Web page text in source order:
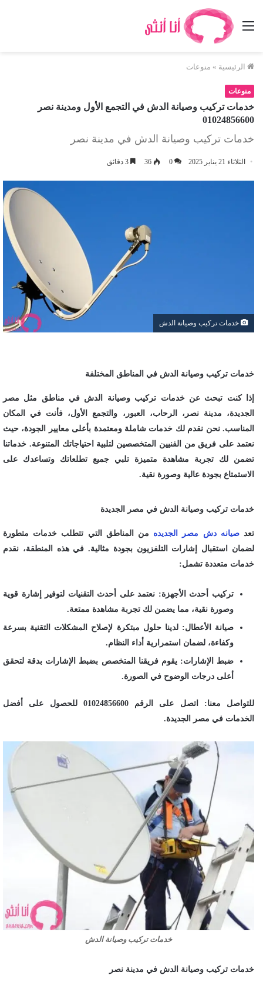
القائمة
الرئيسية » منوعات
منوعات
خدمات تركيب وصيانة الدش في التجمع الأول ومدينة نصر
01024856600
خدمات تركيب وصيانة الدش في مدينة نصر
الثلاثاء 21 يناير 2025 0
36
خدمات تركيب وصيانة الدش
خدمات تركيب وصيانة الدش في المناطق المختلفة
إذا كنت تبحث عن خدمات تركيب وصيانة الدش في مناطق مثل مصر
الجديدة، مدينة نصر، الرحاب، العبور، والتجمع الأول، فأنت في المكان
المناسب. نحن نقدم لك خدمات شاملة ومعتمدة بأعلى معايير الجودة، حيث
نعتمد على فريق من الفنيين المتخصصين لتلبية احتياجاتك المتنوعة. خدماتنا
تضمن لك تجربة مشاهدة متميزة تلبي جميع تطلعاتك وتساعدك على
الاستمتاع بجودة عالية وصورة نقية.
خدمات تركيب وصيانة الدش في مصر الجديدة
تعدصيانه دش مصر الجديده من المناطق التي تتطلب خدمات متطورة
لضمان استقبال إشارات التلفزيون بجودة مثالية. في هذه المنطقة، نقدم
خدمات متعددة تشمل:
تركيب أحدث الأجهزة: نعتمد على أحدث التقنيات لتوفير إشارة قوية
وصورة نقية، مما يضمن لك تجربة مشاهدة ممتعة.
صيانة الأعطال: لدينا حلول مبتكرة لإصلاح المشكلات التقنية بسرعة
وكفاءة، لضمان استمرارية أداء النظام.
ضبط الإشارات: يقوم فريقنا المتخصص بضبط الإشارات بدقة لتحقق
أعلى درجات الوضوح في الصورة.
للتواصل معنا: اتصل على الرقم 01024856600 للحصول على أفضل
الخدمات في مصر الجديدة.
خدمات تركيب وصيانة الدش
خدمات تركيب وصيانة الدش في مدينة نصر